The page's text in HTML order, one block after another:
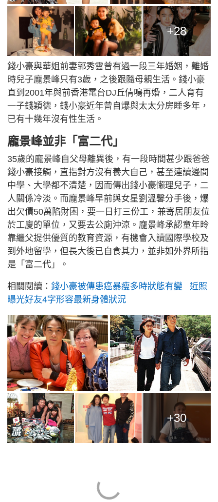
+28
錢小豪與華姐前妻郭秀雲曾有過一段三年婚姻，離婚
時兒子龐景峰只有3歲，之後跟隨母親生活。錢小豪
直到2001年與前香港電台DJ丘倩鳴再婚，二人育有
一子錢穎德，錢小豪近年曾自爆與太太分房睡多年，
已有十幾年沒有性生活。
龐景峰並非「富二代」
35歲的龐景峰自父母離異後，有一段時間甚少跟爸爸
錢小豪接觸，直指對方沒有養大自己，甚至連讀邊間
中學、大學都不清楚，因而傳出錢小豪懶理兒子，二
人關係冷淡。而龐景峰早前與女星劉溫馨分手後，爆
出欠債50萬陷財困，要一日打三份工，兼寄居朋友位
於工廈的單位，又要去公廁沖涼。龐景峰承認童年昤
靠繼父提供優質的教育資源，有機會入讀國際學校及
到外地留學，但長大後已自食其力，並非如外界所指
是「富二代」。
相關閱讀： 錢小豪被傳患癌暴瘦多時狀態有變 近照
曝光好友4字形容最新身體狀況
+30